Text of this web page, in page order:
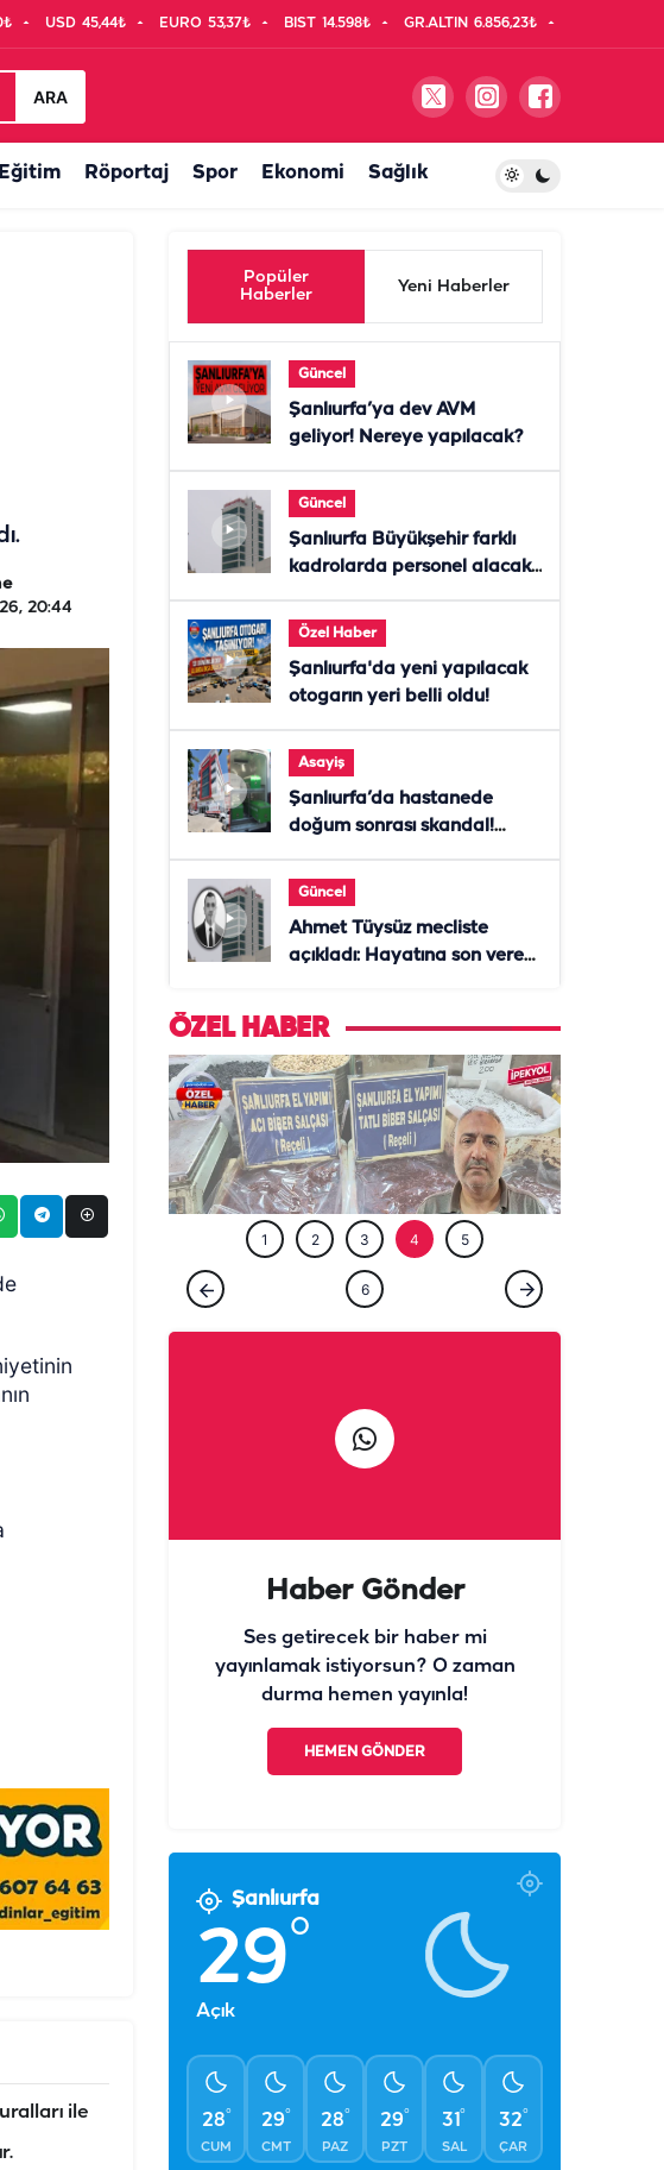
USD 45,44₺ EURO 53,37₺ BIST 14.598₺ GR.ALTIN 6.856,23₺
ARA
Eğitim Röportaj Spor Ekonomi Sağlık
20:44
ile
Popüler
Haberler
Yeni Haberler
Güncel
Şanlıurfa’ya dev AVM
geliyor! Nereye yapılacak?
Güncel
Şanlıurfa Büyükşehir farklı
kadrolarda personel alacak!
Özel Haber
Şanlıurfa'da yeni yapılacak
otogarın yeri belli oldu!
Asayiş
Şanlıurfa’da hastanede
doğum sonrası skandal!
Güncel
Ahmet Tüysüz mecliste
açıkladı: Hayatına son veren
ÖZEL HABER
ÖZEL HABER
Gurbetçi talebi Urfa esnafına sezonu
1 2 3 4 5
6
Haber Gönder
Ses getirecek bir haber mi
yayınlamak istiyorsun? O zaman
durma hemen yayınla!
HEMEN GÖNDER
Şanlıurfa
29°
Açık
28°
CUM
29°
CMT
28°
PAZ
29°
PZT
31°
SAL
32°
ÇAR